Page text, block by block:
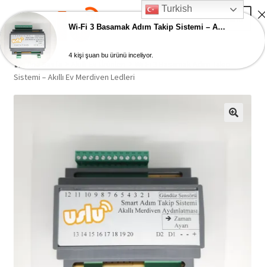
Skip
to
navigation
Skip
to
content
Menu
Ana Sayfa
Sistemi – Akıllı Ev Merdiven Ledleri
Turkish
Wi-Fi 3 Basamak Adım Takip Sistemi – Akıllı Ev Merdiven Ledleri
4 kişi şuan bu ürünü inceliyor.